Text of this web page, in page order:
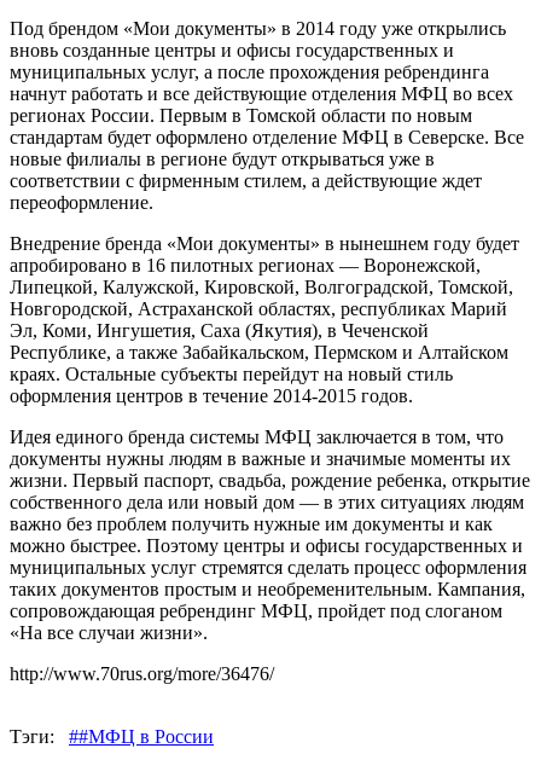
Под брендом «Мои документы» в 2014 году уже открылись
вновь созданные центры и офисы государственных и
муниципальных услуг, а после прохождения ребрендинга
начнут работать и все действующие отделения МФЦ во всех
регионах России. Первым в Томской области по новым
стандартам будет оформлено отделение МФЦ в Северске. Все
новые филиалы в регионе будут открываться уже в
соответствии с фирменным стилем, а действующие ждет
переоформление.
Внедрение бренда «Мои документы» в нынешнем году будет
апробировано в 16 пилотных регионах — Воронежской,
Липецкой, Калужской, Кировской, Волгоградской, Томской,
Новгородской, Астраханской областях, республиках Марий
Эл, Коми, Ингушетия, Саха (Якутия), в Чеченской
Республике, а также Забайкальском, Пермском и Алтайском
краях. Остальные субъекты перейдут на новый стиль
оформления центров в течение 2014-2015 годов.
Идея единого бренда системы МФЦ заключается в том, что
документы нужны людям в важные и значимые моменты их
жизни. Первый паспорт, свадьба, рождение ребенка, открытие
собственного дела или новый дом — в этих ситуациях людям
важно без проблем получить нужные им документы и как
можно быстрее. Поэтому центры и офисы государственных и
муниципальных услуг стремятся сделать процесс оформления
таких документов простым и необременительным. Кампания,
сопровождающая ребрендинг МФЦ, пройдет под слоганом
«На все случаи жизни».
http://www.70rus.org/more/36476/
Тэги: ##МФЦ в России